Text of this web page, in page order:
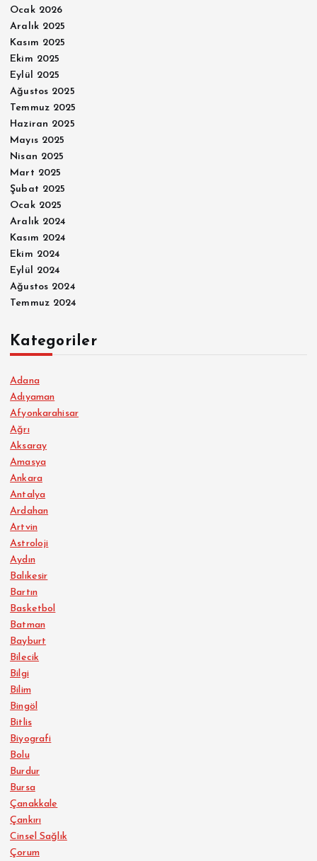
Ocak 2026
Aralık 2025
Kasım 2025
Ekim 2025
Eylül 2025
Ağustos 2025
Temmuz 2025
Haziran 2025
Mayıs 2025
Nisan 2025
Mart 2025
Şubat 2025
Ocak 2025
Aralık 2024
Kasım 2024
Ekim 2024
Eylül 2024
Ağustos 2024
Temmuz 2024
Kategoriler
Adana
Adıyaman
Afyonkarahisar
Ağrı
Aksaray
Amasya
Ankara
Antalya
Ardahan
Artvin
Astroloji
Aydın
Balıkesir
Bartın
Basketbol
Batman
Bayburt
Bilecik
Bilgi
Bilim
Bingöl
Bitlis
Biyografi
Bolu
Burdur
Bursa
Çanakkale
Çankırı
Cinsel Sağlık
Çorum